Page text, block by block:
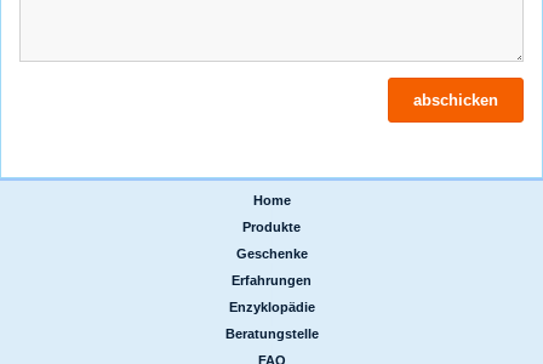
Home
Produkte
Geschenke
Erfahrungen
Enzyklopädie
Beratungstelle
FAQ